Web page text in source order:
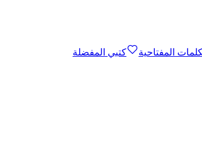
المفتاحية
كتبي المفضلة